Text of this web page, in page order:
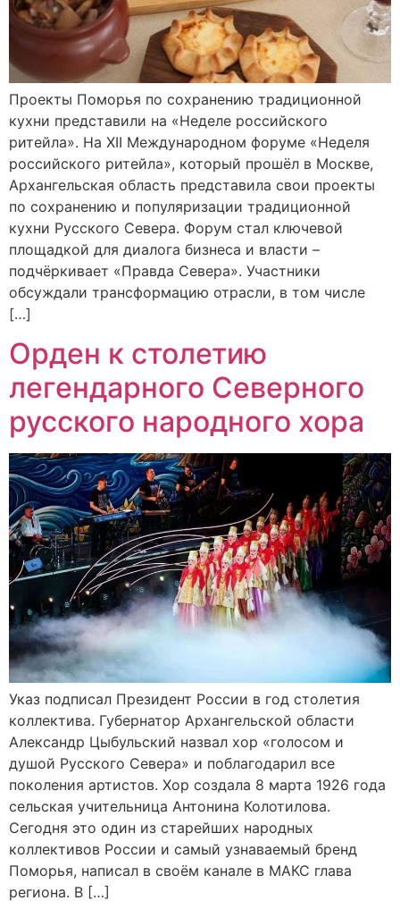
Проекты Поморья по сохранению традиционной
кухни представили на «Неделе российского
ритейла». На XII Международном форуме «Неделя
российского ритейла», который прошёл в Москве,
Архангельская область представила свои проекты
по сохранению и популяризации традиционной
кухни Русского Севера. Форум стал ключевой
площадкой для диалога бизнеса и власти –
подчёркивает «Правда Севера». Участники
обсуждали трансформацию отрасли, в том числе
[…]
Орден к столетию
легендарного Северного
русского народного хора
Указ подписал Президент России в год столетия
коллектива. Губернатор Архангельской области
Александр Цыбульский назвал хор «голосом и
душой Русского Севера» и поблагодарил все
поколения артистов. Хор создала 8 марта 1926 года
сельская учительница Антонина Колотилова.
Сегодня это один из старейших народных
коллективов России и самый узнаваемый бренд
Поморья, написал в своём канале в МАКС глава
региона. В […]